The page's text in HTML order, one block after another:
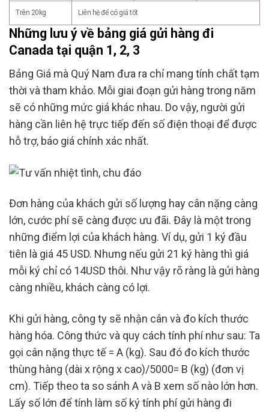
Trên 20kg Liên hệ để có giá tốt
Những lưu ý về bảng giá gửi hàng đi
Canada tại quận 1, 2, 3
Bảng Giá mà Quý Nam đưa ra chỉ mang tính chất tạm
thời và tham khảo. Mỗi giai đoạn gửi hàng trong năm
sẽ có những mức giá khác nhau. Do vậy, người gửi
hàng cần liên hệ trực tiếp đến số điện thoại để được
hỗ trợ, báo giá chính xác nhất.
Đơn hàng của khách gửi số lượng hay cân nặng càng
lớn, cước phí sẽ càng được ưu đãi. Đây là một trong
những điểm lợi của khách hàng. Ví dụ, gửi 1 ký đầu
tiên là giá 45 USD. Nhưng nếu gửi 21 ký hàng thì giá
mỗi ký chỉ có 14USD thôi. Như vậy rõ ràng là gửi hàng
càng nhiều, khách càng có lợi.
Khi gửi hàng, công ty sẽ nhận cân và đo kích thước
hàng hóa. Công thức và quy cách tính phí như sau: Ta
gọi cân nặng thực tế = A (kg). Sau đó đo kích thước
thùng hàng (dài x rộng x cao)/5000= B (kg) (đơn vị
cm). Tiếp theo ta so sánh A và B xem số nào lớn hơn.
Lấy số lớn để tính làm số ký tính phí gửi hàng đi